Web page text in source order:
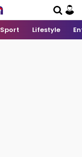
Sport Lifestyle